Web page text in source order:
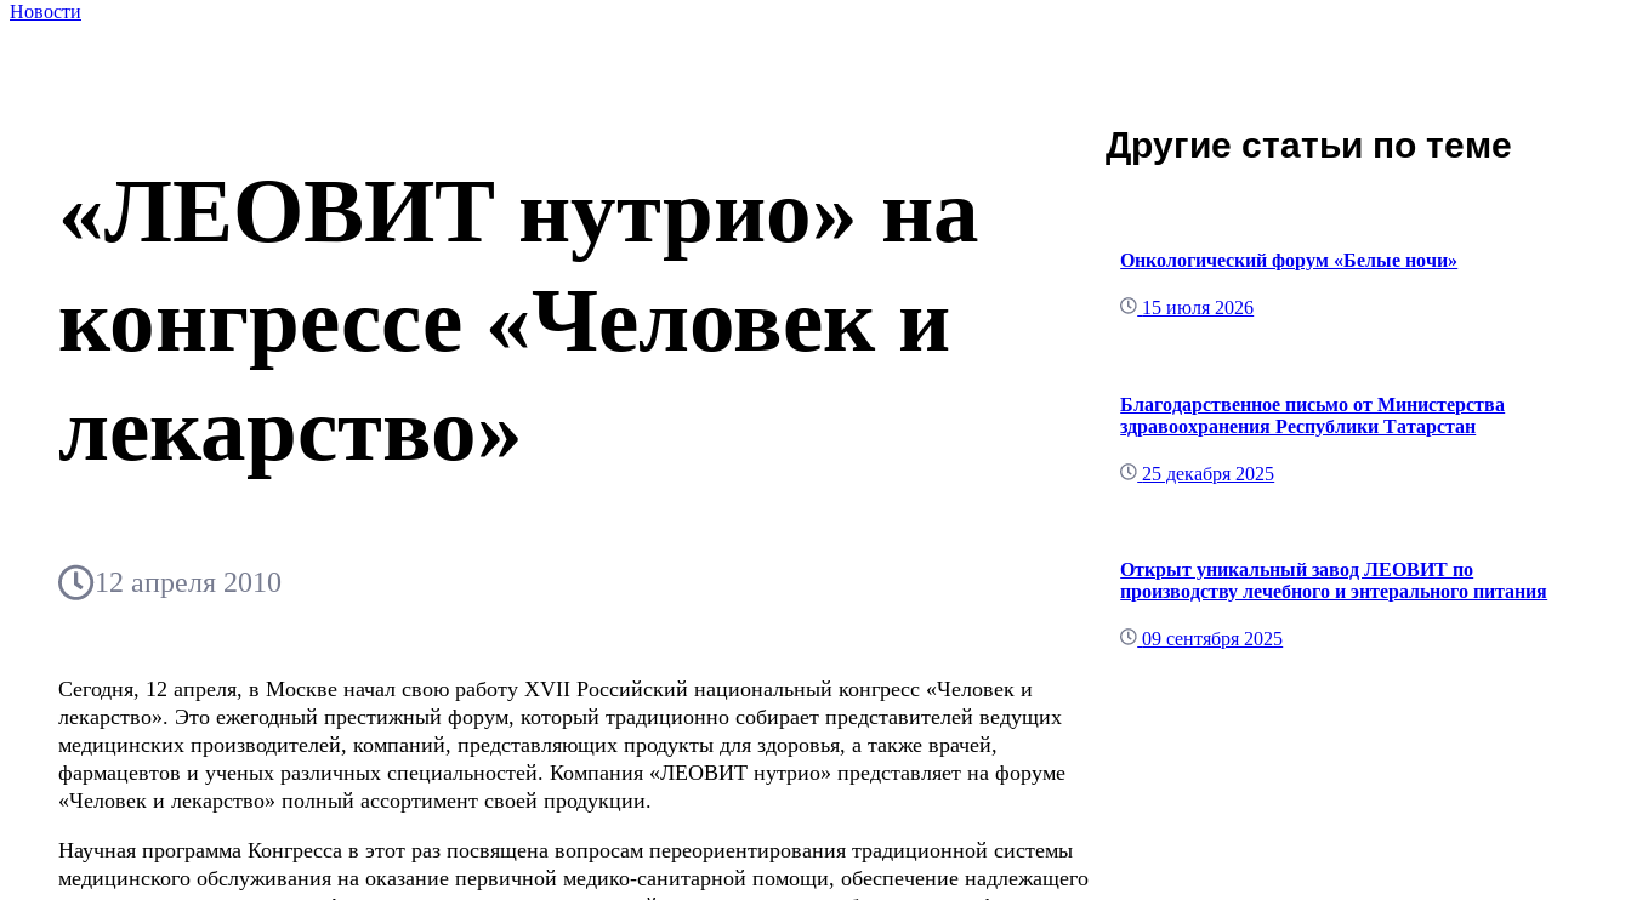
Новости
«ЛЕОВИТ нутрио» на
конгрессе «Человек и
лекарство»
12 апреля 2010
Сегодня, 12 апреля, в Москве начал свою работу XVII Российский национальный конгресс «Человек и
лекарство». Это ежегодный престижный форум, который традиционно собирает представителей ведущих
медицинских производителей, компаний, представляющих продукты для здоровья, а также врачей,
фармацевтов и ученых различных специальностей. Компания «ЛЕОВИТ нутрио» представляет на форуме
«Человек и лекарство» полный ассортимент своей продукции.
Научная программа Конгресса в этот раз посвящена вопросам переориентирования традиционной системы
медицинского обслуживания на оказание первичной медико-санитарной помощи, обеспечение надлежащего
Другие статьи по теме
Онкологический форум «Белые ночи»
15 июля 2026
Благодарственное письмо от Министерства
здравоохранения Республики Татарстан
25 декабря 2025
Открыт уникальный завод ЛЕОВИТ по
производству лечебного и энтерального питания
09 сентября 2025